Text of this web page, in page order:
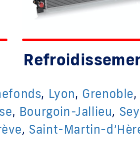
, Lyon, Grenoble,
, Bourgoin-Jallieu,
, Saint-Martin-